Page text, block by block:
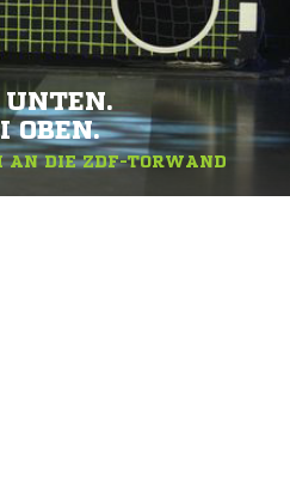
UNTEN.
OBEN.
AN DIE ZDF-TORWAND